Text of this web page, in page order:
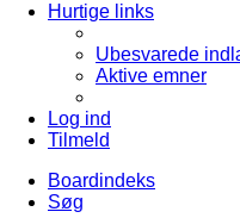
Hurtige links
Ubesvarede
Aktive emner
Log ind
Tilmeld
Boardindeks
Søg